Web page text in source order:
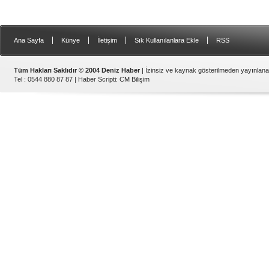
Ana Sayfa Künye İletişim Sık Kullanılanlara Ekle RSS
Tüm Hakları Saklıdır © 2004 Deniz Haber | İzinsiz ve kaynak gösterilmeden
Tel : 0544 880 87 87 | Haber Scripti: CM Bilişim